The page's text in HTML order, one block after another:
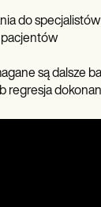
do specjalistów
pacjentów
są dalsze
regresja